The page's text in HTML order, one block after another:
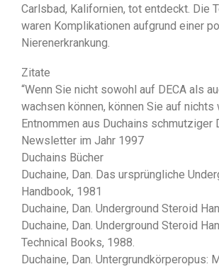
Carlsbad, Kalifornien, tot entdeckt. Die
waren Komplikationen aufgrund einer
Nierenerkrankung.
Zitate
“Wenn Sie nicht sowohl auf DECA als
wachsen können, können Sie auf nichts
Entnommen aus Duchains schmutziger
Newsletter im Jahr 1997
Duchains Bücher
Duchaine, Dan. Das ursprüngliche
Handbook, 1981
Duchaine, Dan. Underground Steroid
Duchaine, Dan. Underground Steroid
Technical Books, 1988.
Duchaine, Dan. Untergrundkörperopus: